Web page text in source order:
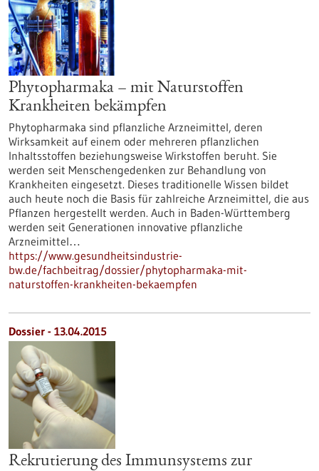
Phytopharmaka – mit Naturstoffen
Krankheiten bekämpfen
Phytopharmaka sind pflanzliche Arzneimittel, deren
Wirksamkeit auf einem oder mehreren pflanzlichen
Inhaltsstoffen beziehungsweise Wirkstoffen beruht. Sie
werden seit Menschengedenken zur Behandlung von
Krankheiten eingesetzt. Dieses traditionelle Wissen bildet
auch heute noch die Basis für zahlreiche Arzneimittel, die aus
Pflanzen hergestellt werden. Auch in Baden-Württemberg
werden seit Generationen innovative pflanzliche
Arzneimittel…
https://www.gesundheitsindustrie-
bw.de/fachbeitrag/dossier/phytopharmaka-mit-
naturstoffen-krankheiten-bekaempfen
Dossier - 13.04.2015
Rekrutierung des Immunsystems zur